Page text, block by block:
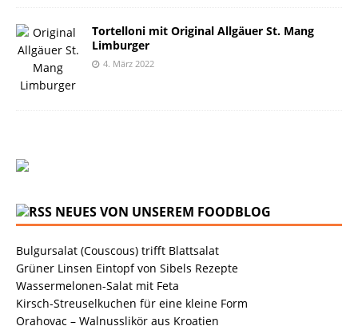
Tortelloni mit Original Allgäuer St. Mang
Limburger
4. März 2022
NEUES VON UNSEREM FOODBLOG
Bulgursalat (Couscous) trifft Blattsalat
Grüner Linsen Eintopf von Sibels Rezepte
Wassermelonen-Salat mit Feta
Kirsch-Streuselkuchen für eine kleine Form
Orahovac – Walnusslikör aus Kroatien